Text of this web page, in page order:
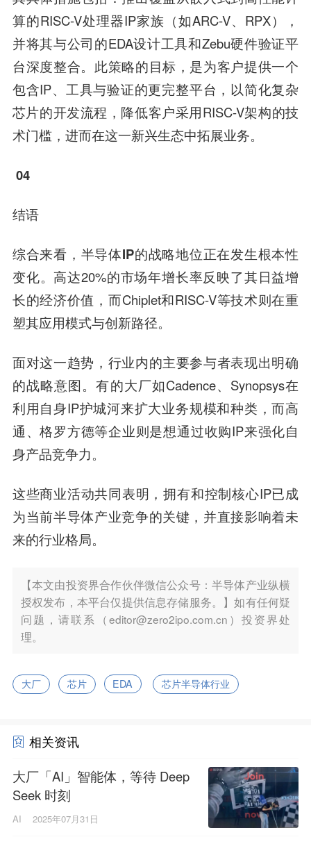
算的RISC-V处理器IP家族（如ARC-V、RPX），
并将其与公司的EDA设计工具和Zebu硬件验证平
台深度整合。此策略的目标，是为客户提供一个
包含IP、工具与验证的更完整平台，以简化复杂
芯片的开发流程，降低客户采用RISC-V架构的技
术门槛，进而在这一新兴生态中拓展业务。
04
结语
综合来看，半导体IP的战略地位正在发生根本性
变化。高达20%的市场年增长率反映了其日益增
长的经济价值，而Chiplet和RISC-V等技术则在重
塑其应用模式与创新路径。
面对这一趋势，行业内的主要参与者表现出明确
的战略意图。有的大厂如Cadence、Synopsys在
利用自身IP护城河来扩大业务规模和种类，而高
通、格罗方德等企业则是想通过收购IP来强化自
身产品竞争力。
这些商业活动共同表明，拥有和控制核心IP已成
为当前半导体产业竞争的关键，并直接影响着未
来的行业格局。
【本文由投资界合作伙伴微信公众号：半导体产业纵横
授权发布，本平台仅提供信息存储服务。】如有任何疑
问题，请联系（editor@zero2ipo.com.cn）投资界处
理。
大厂 芯片 EDA 芯片半导体行业
相关资讯
大厂「AI」智能体，等待 Deep
Seek 时刻
AI 2025年07月31日